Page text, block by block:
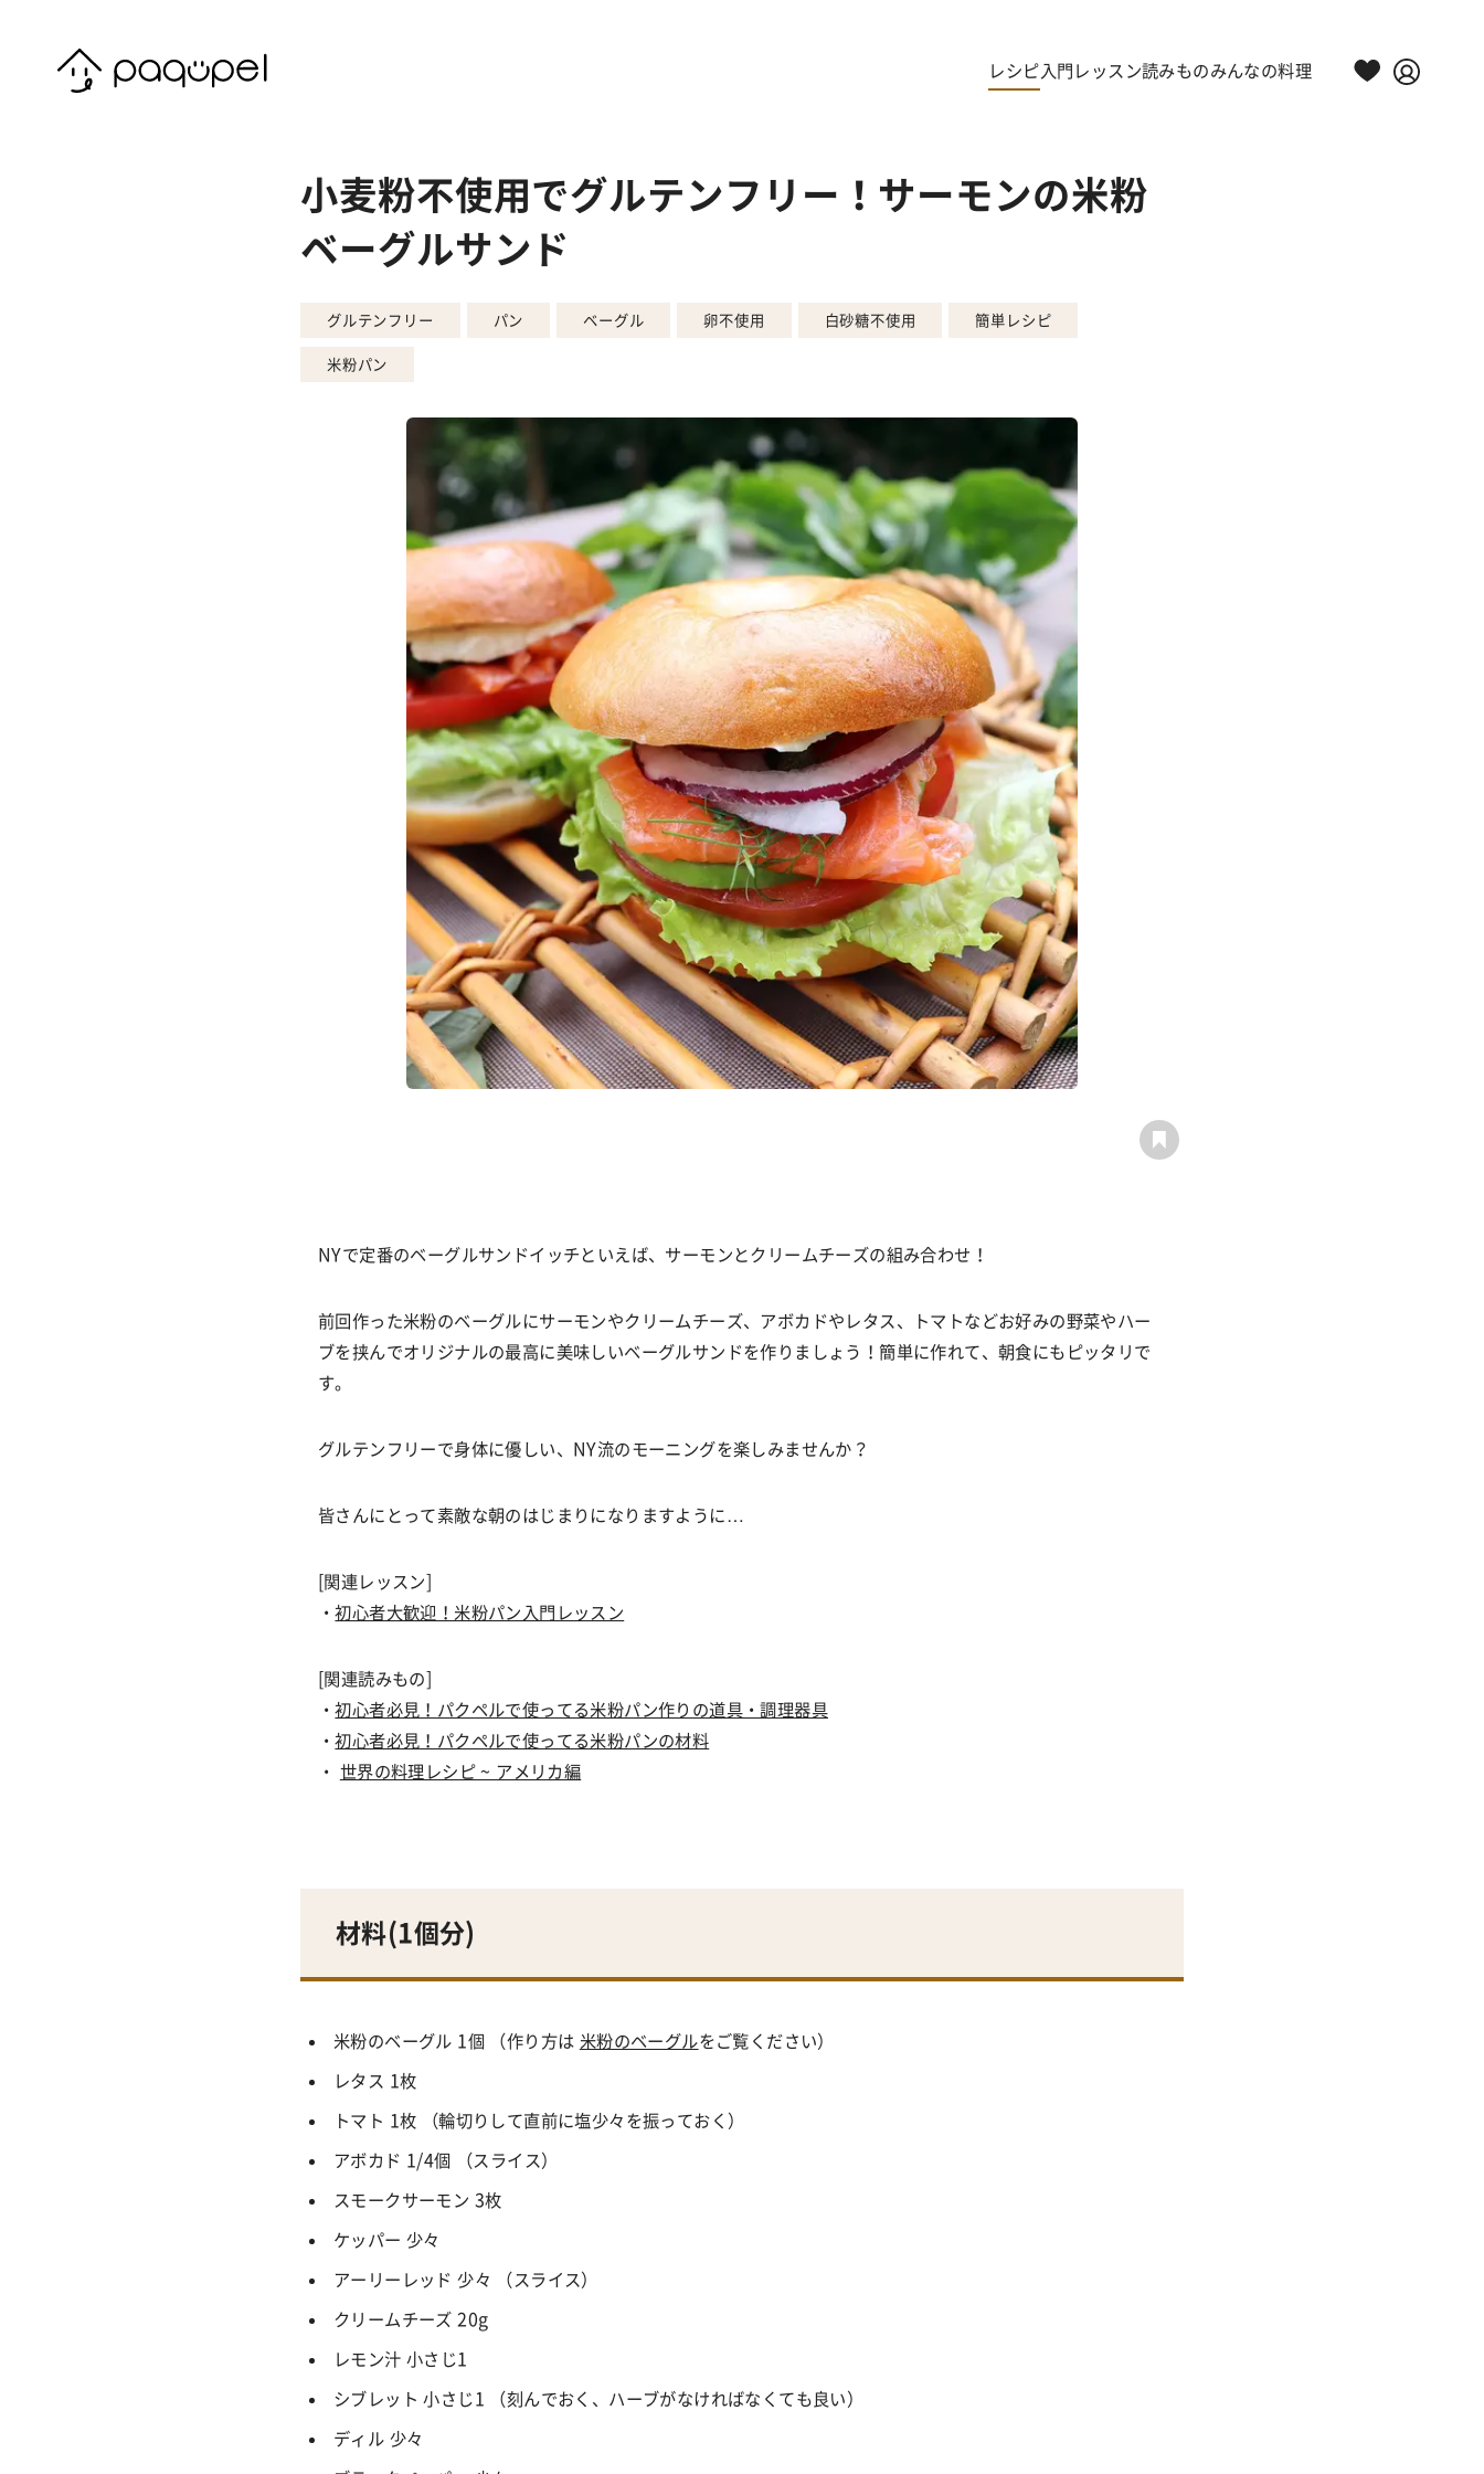
レシピ 入門レッスン読みものみんなの料理
小麦粉不使用でグルテンフリー！サーモンの米粉
ベーグルサンド
グルテンフリー パン ベーグル 卵不使用 白砂糖不使用 簡単レシピ
米粉パン
NYで定番のベーグルサンドイッチといえば、サーモンとクリームチーズの組み合わせ！
前回作った米粉のベーグルにサーモンやクリームチーズ、アボカドやレタス、トマトなどお好みの野菜やハー
ブを挟んでオリジナルの最高に美味しいベーグルサンドを作りましょう！簡単に作れて、朝食にもピッタリで
す。
グルテンフリーで身体に優しい、 NY流のモーニングを楽しみませんか？
皆さんにとって素敵な朝のはじまりになりますように
[関連レッスン]
・初心者大歓迎！米粉パン入門レッスン
[関連読みもの]
・初心者必見！パクペルで使ってる米粉パン作りの道具・調理器具
・初心者必見！パクペルで使ってる米粉パンの材料
・
世界の料理レシピ ~ アメリカ編
材料(1個分)
米粉のベーグル 1個 （作り方は 米粉のベーグルをご覧ください）
レタス 1枚
トマト 1枚 （輪切りして直前に塩少々を振っておく）
アボカド 1/4個 （スライス）
スモークサーモン 3枚
ケッパー 少々
アーリーレッド 少々 （スライス）
クリームチーズ 20g
レモン汁 小さじ1
シブレット 小さじ1 （刻んでおく、ハーブがなければなくても良い）
ディル 少々